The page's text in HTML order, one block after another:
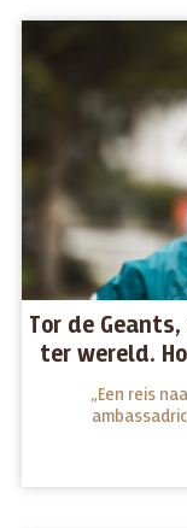
Tor de
ter wereld.
„Een reis